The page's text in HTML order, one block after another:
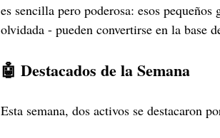
es sencilla pero poderosa: esos
olvidada - pueden convertirse en la base
🤖 Destacados de la Semana
Esta semana, dos activos se destacaron